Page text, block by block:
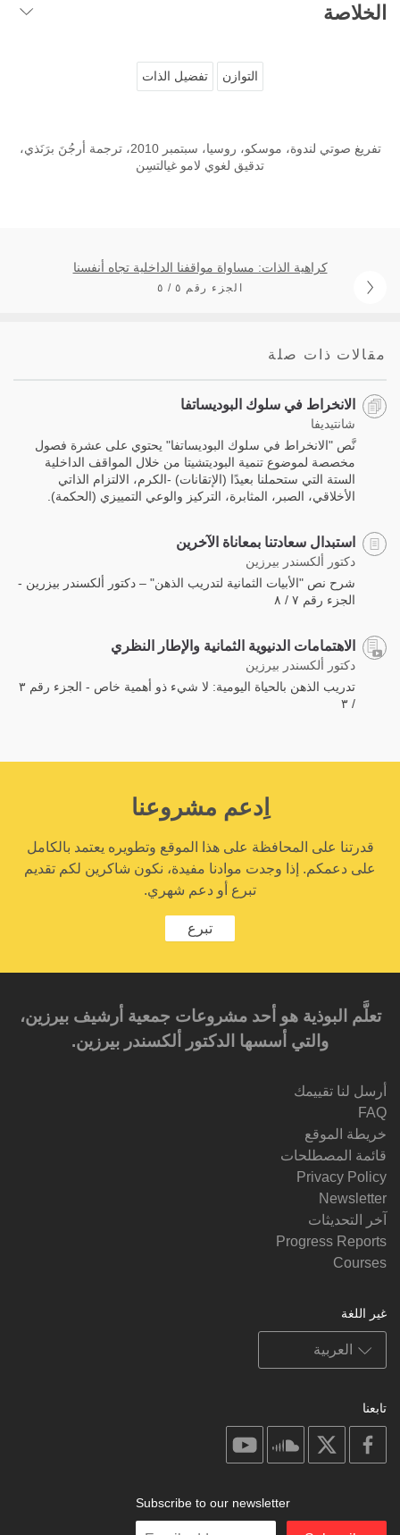
الخلاصة
التوازن تفضيل الذات
تفريغ صوتي لندوة، موسكو، روسيا، سبتمبر 2010، ترجمة أرجُنَ برَنَذي،
تدقيق لغوي لامو غيالتسِن
كراهية الذات: مساواة مواقفنا الداخلية تجاه أنفسنا
الجزء رقم ٥ / ٥
مقالات ذات صلة
الانخراط في سلوك البوديساتفا
شانتيديفا
نَّص "الانخراط في سلوك البوديساتفا" يحتوي على عشرة فصول
مخصصة لموضوع تنمية البوديتشيتا من خلال المواقف الداخلية
الستة التي ستحملنا بعيدًا (الإتقانات) -الكرم، الالتزام الذاتي
الأخلاقي، الصبر، المثابرة، التركيز والوعي التمييزي (الحكمة).
استبدال سعادتنا بمعاناة الآخرين
دكتور ألكسندر بيرزين
شرح نص "الأبيات الثمانية لتدريب الذهن" – دكتور ألكسندر بيزرين -
الجزء رقم ٧ / ٨
الاهتمامات الدنيوية الثمانية والإطار النظري
دكتور ألكسندر بيرزين
تدريب الذهن بالحياة اليومية: لا شيء ذو أهمية خاص - الجزء رقم ٣
/ ٣
اِدعم مشروعنا
قدرتنا على المحافظة على هذا الموقع وتطويره يعتمد بالكامل
على دعمكم. إذا وجدت موادنا مفيدة، نكون شاكرين لكم تقديم
تبرع أو دعم شهري.
تبرع
تعلَّم البوذية هو أحد مشروعات جمعية أرشيف بيرزين،
والتي أسسها الدكتور ألكسندر بيرزين.‎‎
أرسل لنا تقييمك
FAQ
خريطة الموقع
قائمة المصطلحات
Privacy Policy
Newsletter
آخر التحديثات
Progress Reports
Courses
غير اللغة
تابعنا
facebook
soundcloud
Subscribe to our newsletter
Enter